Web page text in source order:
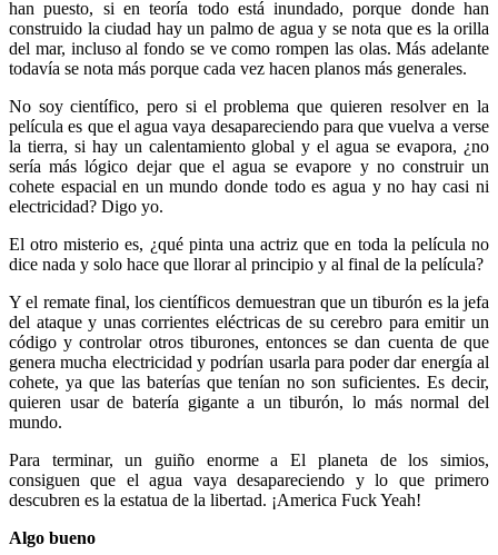
han puesto, si en teoría todo está inundado, porque donde han
construido la ciudad hay un palmo de agua y se nota que es la orilla
del mar, incluso al fondo se ve como rompen las olas. Más adelante
todavía se nota más porque cada vez hacen planos más generales.
No soy científico, pero si el problema que quieren resolver en la
película es que el agua vaya desapareciendo para que vuelva a verse
la tierra, si hay un calentamiento global y el agua se evapora, ¿no
sería más lógico dejar que el agua se evapore y no construir un
cohete espacial en un mundo donde todo es agua y no hay casi ni
electricidad? Digo yo.
El otro misterio es, ¿qué pinta una actriz que en toda la película no
dice nada y solo hace que llorar al principio y al final de la película?
Y el remate final, los científicos demuestran que un tiburón es la jefa
del ataque y unas corrientes eléctricas de su cerebro para emitir un
código y controlar otros tiburones, entonces se dan cuenta de que
genera mucha electricidad y podrían usarla para poder dar energía al
cohete, ya que las baterías que tenían no son suficientes. Es decir,
quieren usar de batería gigante a un tiburón, lo más normal del
mundo.
Para terminar, un guiño enorme a El planeta de los simios,
consiguen que el agua vaya desapareciendo y lo que primero
descubren es la estatua de la libertad. ¡America Fuck Yeah!
Algo bueno